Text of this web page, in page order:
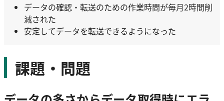
データの確認・転送のための作業時間が毎月2時間削
減された
安定してデータを転送できるようになった
課題・問題